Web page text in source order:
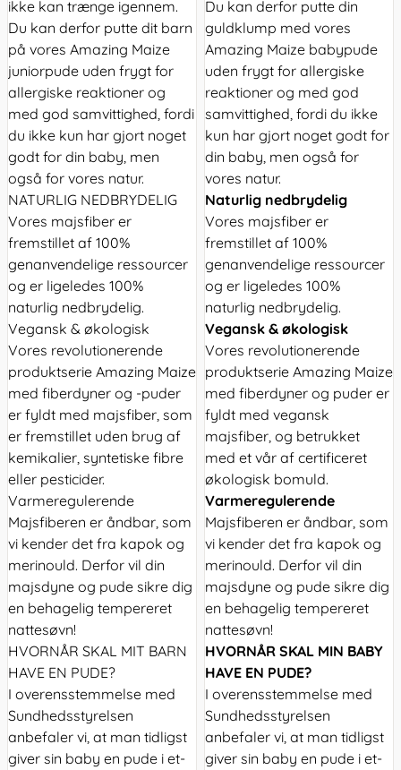
ikke kan trænge igennem.
Du kan derfor putte dit barn
på vores Amazing Maize
juniorpude uden frygt for
allergiske reaktioner og
med god samvittighed, fordi
du ikke kun har gjort noget
godt for din baby, men
også for vores natur.
NATURLIG NEDBRYDELIG
Vores majsfiber er
fremstillet af 100%
genanvendelige ressourcer
og er ligeledes 100%
naturlig nedbrydelig.
Vegansk & økologisk
Vores revolutionerende
produktserie Amazing Maize
med fiberdyner og -puder
er fyldt med majsfiber, som
er fremstillet uden brug af
kemikalier, syntetiske fibre
eller pesticider.
Varmeregulerende
Majsfiberen er åndbar, som
vi kender det fra kapok og
merinould. Derfor vil din
majsdyne og pude sikre dig
en behagelig tempereret
nattesøvn!
HVORNÅR SKAL MIT BARN
HAVE EN PUDE?
I overensstemmelse med
Sundhedsstyrelsen
anbefaler vi, at man tidligst
giver sin baby en pude i et-
Du kan derfor putte din
guldklump med vores
Amazing Maize babypude
uden frygt for allergiske
reaktioner og med god
samvittighed, fordi du ikke
kun har gjort noget godt for
din baby, men også for
vores natur.
Naturlig nedbrydelig
Vores majsfiber er
fremstillet af 100%
genanvendelige ressourcer
og er ligeledes 100%
naturlig nedbrydelig.
Vegansk & økologisk
Vores revolutionerende
produktserie Amazing Maize
med fiberdyner og puder er
fyldt med vegansk
majsfiber, og betrukket
med et vår af certificeret
økologisk bomuld.
Varmeregulerende
Majsfiberen er åndbar, som
vi kender det fra kapok og
merinould. Derfor vil din
majsdyne og pude sikre dig
en behagelig tempereret
nattesøvn!
HVORNÅR SKAL MIN BABY
HAVE EN PUDE?
I overensstemmelse med
Sundhedsstyrelsen
anbefaler vi, at man tidligst
giver sin baby en pude i et-